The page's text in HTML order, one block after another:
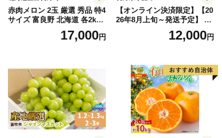
赤肉メロン 2玉 厳選 秀品 特4
サイズ 富良野 北海道 各2kg
～2.6kg 2玉 セット ファーム
富良野 メロン めろん 果物 く
17,000円
【オンライン決済限定】【20
26年8月上旬～発送予定】 先
行予約 「浅間水蜜桃プレミ
アム」 もも あかつき 秀品 約
果肉 長野県産 小諸市
12,000円